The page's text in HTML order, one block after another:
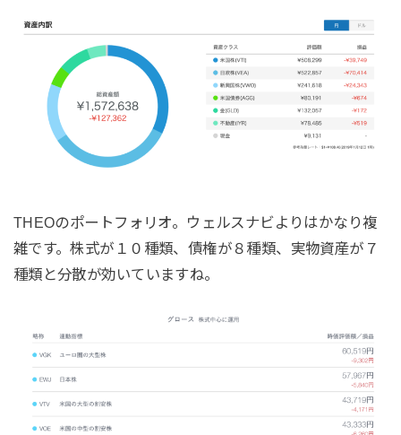
THEOのポートフォリオ。ウェルスナビよりはかなり複
雑です。株式が１０種類、債権が８種類、実物資産が７
種類と分散が効いていますね。